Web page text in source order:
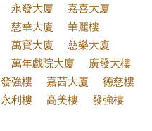
永發大廈
嘉喜大廈
慈華大廈
華麗樓
萬寶大廈
慈樂大廈
萬年戲院大廈
廣發大樓
發強樓 嘉茜大廈
德慈樓
永利樓 高美樓 發強樓